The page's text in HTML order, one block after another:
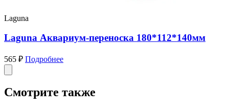
Laguna
Laguna Аквариум-переноска 180*112*140мм
565 ₽ Подробнее
Смотрите также